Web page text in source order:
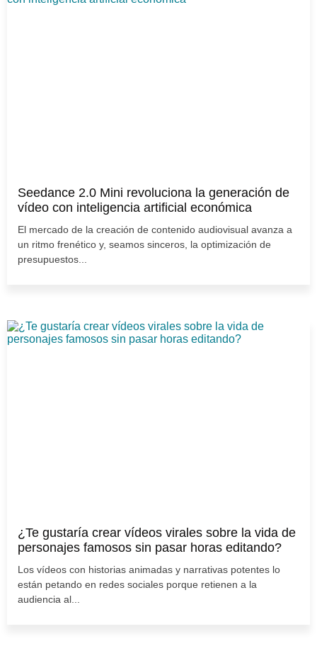
Seedance 2.0 Mini revoluciona la generación de
vídeo con inteligencia artificial económica
El mercado de la creación de contenido audiovisual avanza a
un ritmo frenético y, seamos sinceros, la optimización de
presupuestos...
¿Te gustaría crear vídeos virales sobre la vida de
personajes famosos sin pasar horas editando?
Los vídeos con historias animadas y narrativas potentes lo
están petando en redes sociales porque retienen a la
audiencia al...